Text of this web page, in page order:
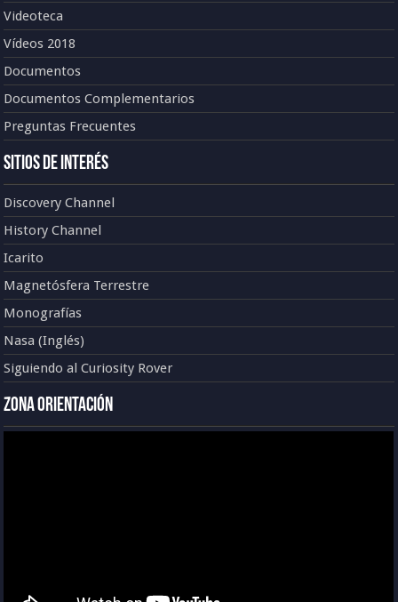
Videoteca
Vídeos 2018
Documentos
Documentos Complementarios
Preguntas Frecuentes
Sitios de Interés
Discovery Channel
History Channel
Icarito
Magnetósfera Terrestre
Monografías
Nasa (Inglés)
Siguiendo al Curiosity Rover
Zona Orientación